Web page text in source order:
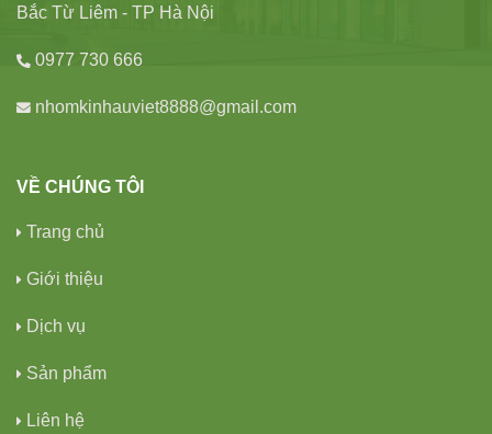
Bắc Từ Liêm - TP Hà Nội
0977 730 666
nhomkinhauviet8888@gmail.com
VỀ CHÚNG TÔI
Trang chủ
Giới thiệu
Dịch vụ
Sản phẩm
Liên hệ